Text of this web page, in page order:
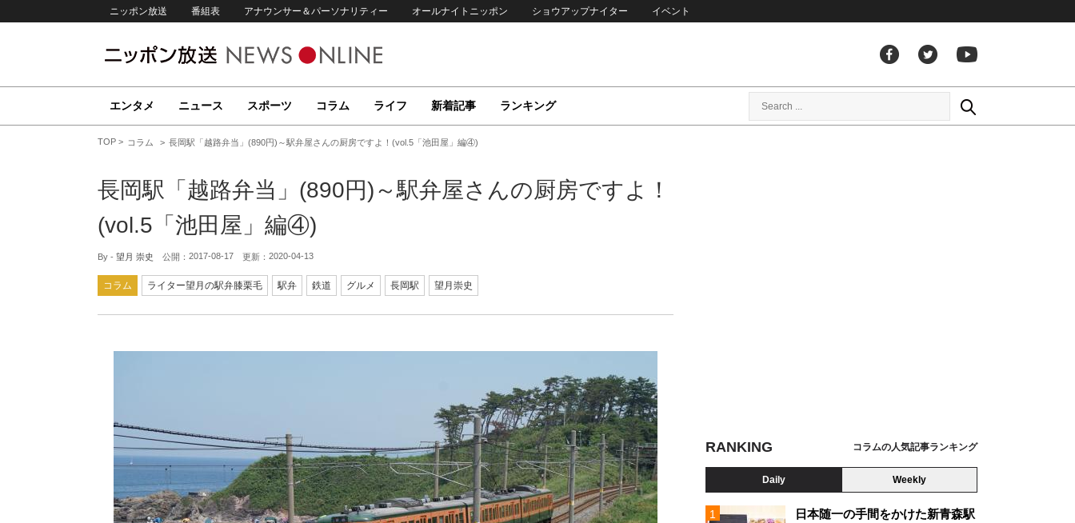
ニッポン放送 番組表 アナウンサー＆パーソナリティー オールナイトニッポン ショウアップナイター イベント
エンタメ ニュース スポーツ コラム ライフ 新着記事 ランキング
TOP コラム 長岡駅「越路弁当」(890円)～駅弁屋さんの厨房ですよ！(vol.5「池田屋」編④)
長岡駅「越路弁当」(890円)～駅弁屋さんの厨房ですよ！
(vol.5「池田屋」編④)
By - 望月 崇史 公開： 2017-08-17 更新： 2020-04-13
コラム ライター望月の駅弁膝栗毛 駅弁 鉄道 グルメ 長岡駅 望月崇史
RANKING コラムの人気記事ランキング
Daily Weekly
日本随一の手間をかけた新青森駅